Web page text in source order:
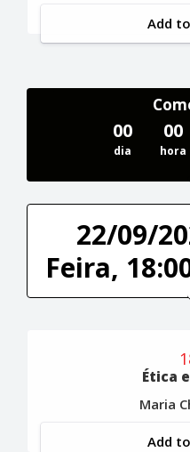
Add
00
dia
00
hora
22/09/
Feira,
Ética
Maria
Add